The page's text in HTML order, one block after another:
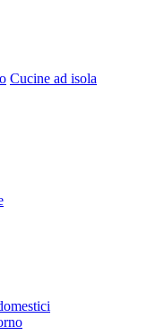
Cucine ad isola